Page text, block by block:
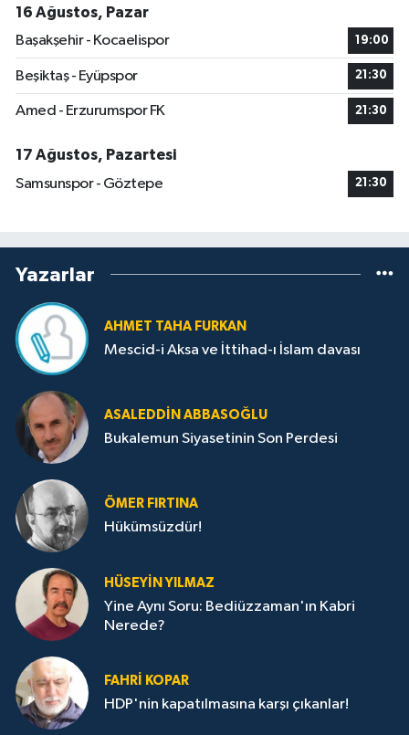
16 Ağustos, Pazar
Başakşehir - Kocaelispor
19:00
Beşiktaş - Eyüpspor 21:30
Amed - Erzurumspor FK 21:30
17 Ağustos, Pazartesi
Samsunspor - Göztepe
21:30
Yazarlar
AHMET TAHA FURKAN
Mescid-i Aksa ve İttihad-ı İslam davası
ASALEDDIN ABBASOĞLU
Bukalemun Siyasetinin Son Perdesi
ÖMER FIRTINA
Hükümsüzdür!
HÜSEYIN YILMAZ
Yine Aynı Soru: Bediüzzaman'ın Kabri
Nerede?
FAHRI KOPAR
HDP'nin kapatılmasına karşı çıkanlar!